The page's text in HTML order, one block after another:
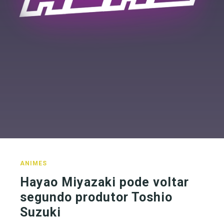
ANIMES
Hayao Miyazaki pode voltar
segundo produtor Toshio
Suzuki